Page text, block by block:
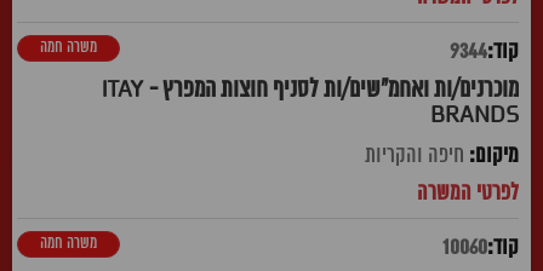
9344
מוכרנים/ות ואחמ"שים/ות לסניף חוצות המפרץ - ITAY
BRANDS
משרה חמה
חיפה והקריות
10060 משרה חמה